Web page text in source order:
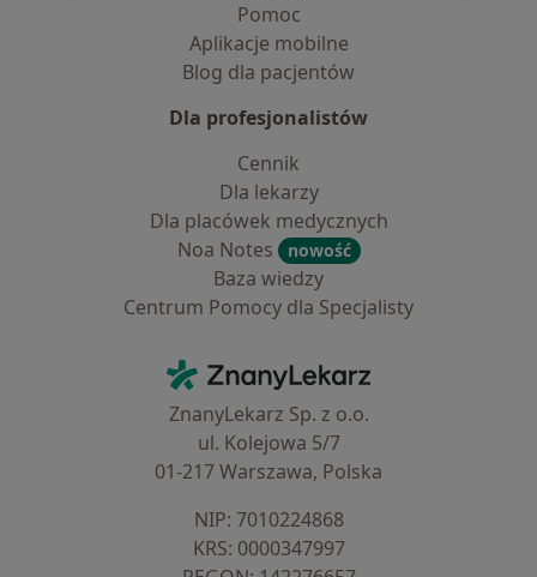
Pomoc
Aplikacje mobilne
Blog dla pacjentów
Dla profesjonalistów
Cennik
Dla lekarzy
Dla placówek medycznych
Noa Notes
nowość
Baza wiedzy
Centrum Pomocy dla Specjalisty
ZnanyLekarz - Strona główna
ZnanyLekarz Sp. z o.o.
ul. Kolejowa 5/7
01-217 Warszawa, Polska
NIP: ⁠7010224868
KRS: ⁠0000347997